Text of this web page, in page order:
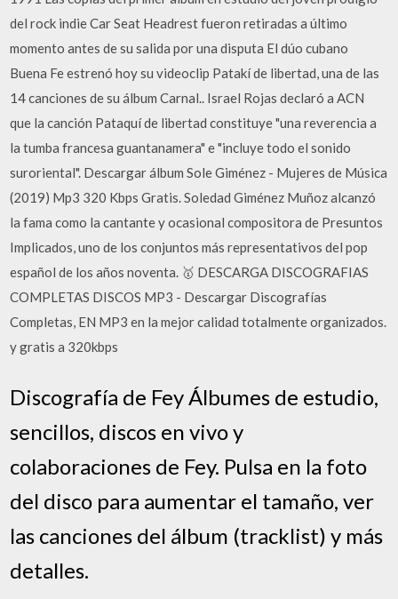
del rock indie Car Seat Headrest fueron retiradas a último
momento antes de su salida por una disputa El dúo cubano
Buena Fe estrenó hoy su videoclip Patakí de libertad, una de las
14 canciones de su álbum Carnal.. Israel Rojas declaró a ACN
que la canción Pataquí de libertad constituye "una reverencia a
la tumba francesa guantanamera" e "incluye todo el sonido
suroriental". Descargar álbum Sole Giménez - Mujeres de Música
(2019) Mp3 320 Kbps Gratis. Soledad Giménez Muñoz alcanzó
la fama como la cantante y ocasional compositora de Presuntos
Implicados, uno de los conjuntos más representativos del pop
español de los años noventa. 🥇 DESCARGA DISCOGRAFIAS
COMPLETAS DISCOS MP3 - Descargar Discografías
Completas, EN MP3 en la mejor calidad totalmente organizados.
y gratis a 320kbps
Discografía de Fey Álbumes de estudio,
sencillos, discos en vivo y
colaboraciones de Fey. Pulsa en la foto
del disco para aumentar el tamaño, ver
las canciones del álbum (tracklist) y más
detalles.